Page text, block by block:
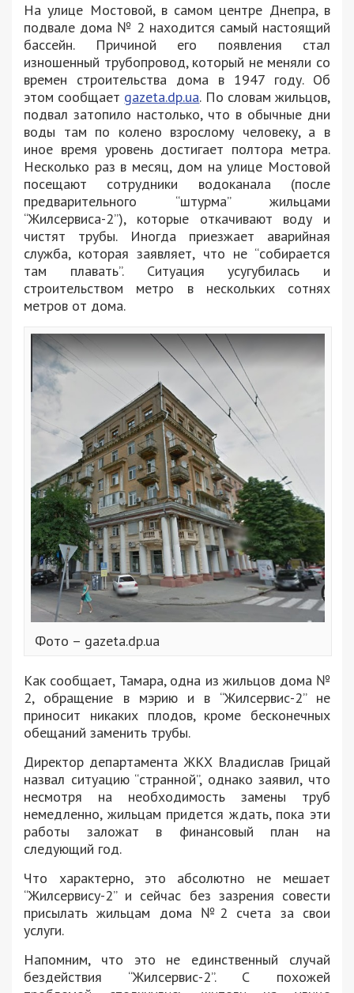
На улице Мостовой, в самом центре Днепра, в
подвале дома № 2 находится самый настоящий
бассейн. Причиной его появления стал
изношенный трубопровод, который не меняли со
времен строительства дома в 1947 году. Об
этом сообщает gazeta.dp.ua. По словам жильцов,
подвал затопило настолько, что в обычные дни
воды там по колено взрослому человеку, а в
иное время уровень достигает полтора метра.
Несколько раз в месяц, дом на улице Мостовой
посещают сотрудники водоканала (после
предварительного “штурма” жильцами
“Жилсервиса-2”), которые откачивают воду и
чистят трубы. Иногда приезжает аварийная
служба, которая заявляет, что не “собирается
там плавать”. Ситуация усугубилась и
строительством метро в нескольких сотнях
метров от дома.
Фото – gazeta.dp.ua
Как сообщает, Тамара, одна из жильцов дома №
2, обращение в мэрию и в “Жилсервис-2” не
приносит никаких плодов, кроме бесконечных
обещаний заменить трубы.
Директор департамента ЖКХ Владислав Грицай
назвал ситуацию “странной”, однако заявил, что
несмотря на необходимость замены труб
немедленно, жильцам придется ждать, пока эти
работы заложат в финансовый план на
следующий год.
Что характерно, это абсолютно не мешает
“Жилсервису-2” и сейчас без зазрения совести
присылать жильцам дома №2 счета за свои
услуги.
Напомним, что это не единственный случай
бездействия “Жилсервис-2”. С похожей